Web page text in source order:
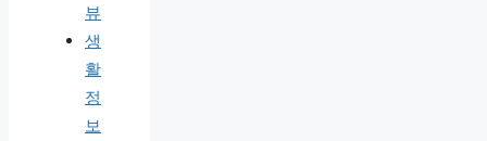
뷰
생
활
정
보